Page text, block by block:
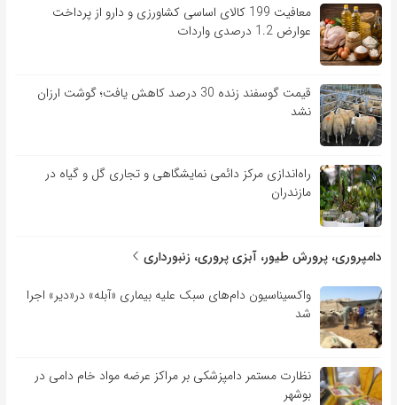
معافیت 199 کالای اساسی کشاورزی و دارو از پرداخت
عوارض 1.2 درصدی واردات
قیمت گوسفند زنده 30 درصد کاهش یافت؛ گوشت ارزان
نشد
راه‌اندازی مرکز دائمی نمایشگاهی و تجاری گل و گیاه در
مازندران
دامپروری، پرورش طیور، آبزی پروری، زنبورداری
واکسیناسیون دام‌های سبک علیه بیماری «آبله» در«دیر» اجرا
شد
نظارت مستمر دامپزشکی بر مراکز عرضه مواد خام دامی در
بوشهر